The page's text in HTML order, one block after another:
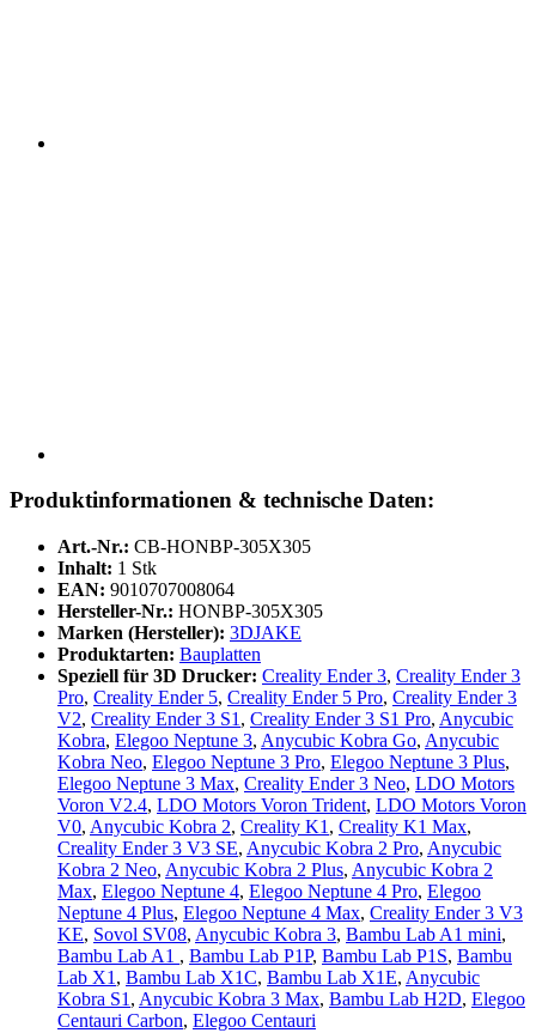
Produktinformationen & technische Daten:
Art.-Nr.: CB-HONBP-305X305
Inhalt: 1 Stk
EAN: 9010707008064
Hersteller-Nr.: HONBP-305X305
Marken (Hersteller): 3DJAKE
Produktarten: Bauplatten
Speziell für 3D Drucker: Creality Ender 3, Creality Ender 3
Pro, Creality Ender 5, Creality Ender 5 Pro, Creality Ender 3
V2, Creality Ender 3 S1 , Creality Ender 3 S1 Pro, Anycubic
Kobra, Elegoo Neptune 3, Anycubic Kobra Go, Anycubic
Kobra Neo, Elegoo Neptune 3 Pro, Elegoo Neptune 3 Plus,
Elegoo Neptune 3 Max, Creality Ender 3 Neo, LDO Motors
Voron V2.4, LDO Motors Voron Trident, LDO Motors Voron
V0, Anycubic Kobra 2, Creality K1 , Creality K1 Max,
Creality Ender 3 V3 SE, Anycubic Kobra 2 Pro, Anycubic
Kobra 2 Neo, Anycubic Kobra 2 Plus, Anycubic Kobra 2
Max, Elegoo Neptune 4, Elegoo Neptune 4 Pro, Elegoo
Neptune 4 Plus, Elegoo Neptune 4 Max, Creality Ender 3 V3
KE, Sovol SV08, Anycubic Kobra 3, Bambu Lab A1 mini,
Bambu Lab A1 , Bambu Lab P1P, Bambu Lab P1S, Bambu
Lab X1 , Bambu Lab X1C, Bambu Lab X1E, Anycubic
Kobra S1 , Anycubic Kobra 3 Max, Bambu Lab H2D, Elegoo
Centauri Carbon, Elegoo Centauri